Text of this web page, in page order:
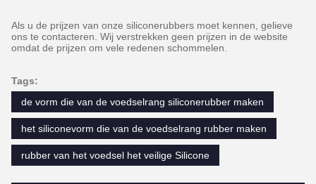
Als u de prijzen van onze siliconerubbers moet kennen, gelieve
ons te contacteren. Wij verstrekken geen prijzen in de website
omdat de prijzen om vele redenen schommelen.
Tags:
de vorm die van de voedselrang siliconerubber maken
het siliconevorm die van de voedselrang rubber maken
rubber van het voedsel het veilige Silicone